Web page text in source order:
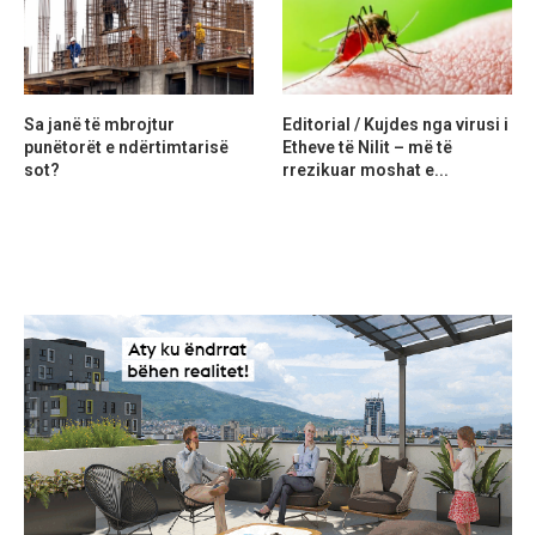
Sa janë të mbrojtur
punëtorët e ndërtimtarisë
sot?
Editorial / Kujdes nga virusi i
Etheve të Nilit – më të
rrezikuar moshat e...